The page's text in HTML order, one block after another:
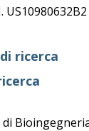
US10980632B2
ricerca